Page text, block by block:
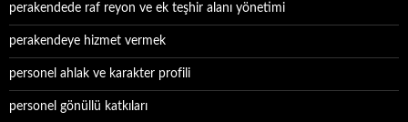
perakendede raf reyon ve ek teşhir alanı yönetimi
perakendeye hizmet vermek
personel ahlak ve karakter profili
personel gönüllü katkıları